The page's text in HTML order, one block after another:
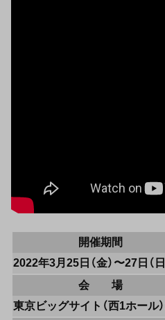
開催期間
2022年3月25日（金）〜27日（日
会 場
東京ビッグサイト（西1ホール